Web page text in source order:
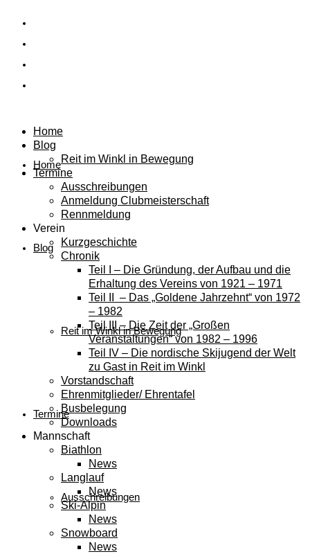
Home
Blog
Reit im Winkl in Bewegung
Termine
Ausschreibungen
Home
Blog
Reit im Winkl in Bewegung
Termine
Ausschreibungen
Anmeldung Clubmeisterschaft
Rennmeldung
Verein
Kurzgeschichte
Chronik
Teil I – Die Gründung, der Aufbau und die
Erhaltung des Vereins von 1921 – 1971
Teil II – Das „Goldene Jahrzehnt“ von 1972
– 1982
Teil III – Die Zeit der „Großen
Veranstaltungen“ von 1982 – 1996
Teil IV – Die nordische Skijugend der Welt
zu Gast in Reit im Winkl
Vorstandschaft
Ehrenmitglieder/ Ehrentafel
Busbelegung
Downloads
Mannschaft
Biathlon
News
Langlauf
News
Ski-Alpin
News
Snowboard
News